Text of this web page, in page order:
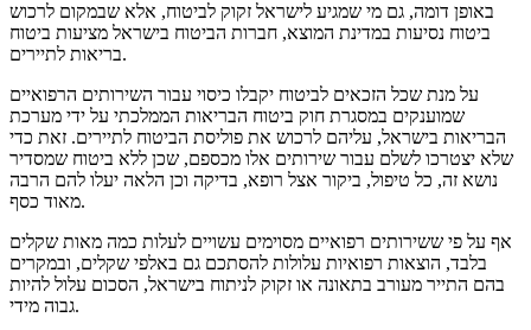
באופן דומה, גם מי שמגיע לישראל זקוק לביטוח, אלא שבמקום לרכוש
ביטוח נסיעות במדינת המוצא, חברות הביטוח בישראל מציעות ביטוח
בריאות לתיירים.
על מנת שכל הזכאים לביטוח יקבלו כיסוי עבור השירותים הרפואיים
שמוענקים במסגרת חוק ביטוח הבריאות הממלכתי על ידי מערכת
הבריאות בישראל, עליהם לרכוש את פוליסת הביטוח לתיירים. זאת כדי
שלא יצטרכו לשלם עבור שירותים אלו מכספם, שכן ללא ביטוח שמסדיר
נושא זה, כל טיפול, ביקור אצל רופא, בדיקה וכן הלאה יעלו להם הרבה
מאוד כסף.
אף על פי ששירותים רפואיים מסוימים עשויים לעלות כמה מאות שקלים
בלבד, הוצאות רפואיות עלולות להסתכם גם באלפי שקלים, ובמקרים
בהם התייר מעורב בתאונה או זקוק לניתוח בישראל, הסכום עלול להיות
גבוה מידי.